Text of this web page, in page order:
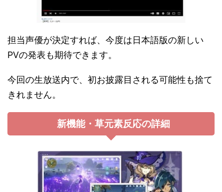
担当声優が決定すれば、今度は日本語版の新しい
PVの発表も期待できます。
今回の生放送内で、初お披露目される可能性も捨て
きれません。
新機能・草元素反応の詳細